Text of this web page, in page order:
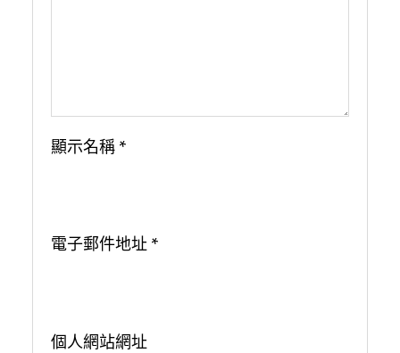
顯示名稱 *
電子郵件地址 *
個人網站網址